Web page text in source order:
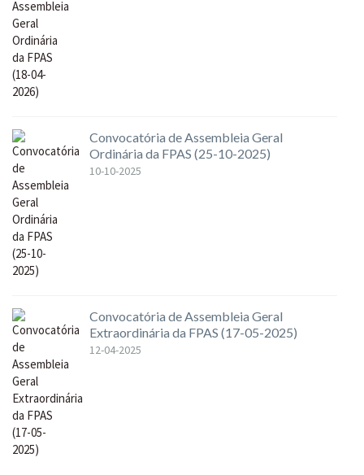
Convocatória de Assembleia Geral
Ordinária da FPAS (25-10-2025)
10-10-2025
Convocatória de Assembleia Geral
Extraordinária da FPAS (17-05-2025)
12-04-2025